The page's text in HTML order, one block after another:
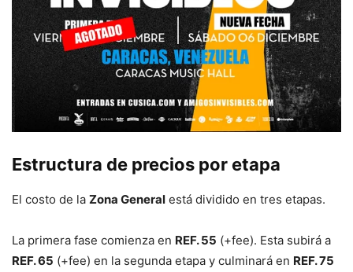
Estructura de precios por etapa
El costo de la Zona General está dividido en tres etapas.
La primera fase comienza en REF. 55 (+fee). Esta subirá a
REF. 65 (+fee) en la segunda etapa y culminará en REF. 75